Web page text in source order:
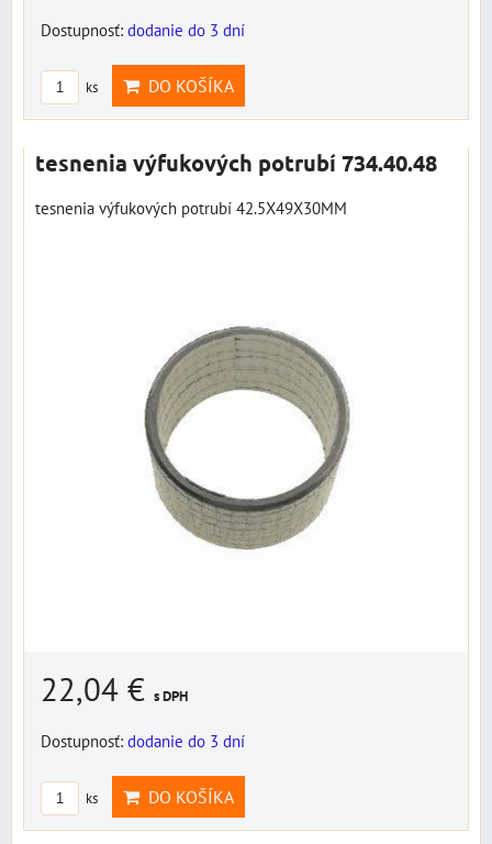
Dostupnosť: dodanie do 3 dní
ks DO KOŠÍKA
tesnenia výfukových potrubí 734.40.48
tesnenia výfukových potrubí 42.5X49X30MM
22,04 € s DPH
Dostupnosť: dodanie do 3 dní
ks DO KOŠÍKA